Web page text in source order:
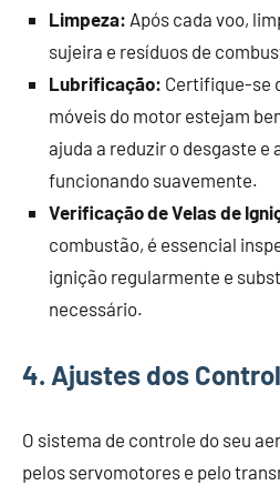
Limpeza: Após cada voo,
sujeira e resíduos de
Lubrificação: Certifique-se
móveis do motor estejam
ajuda a reduzir o desgaste e
funcionando suavemente.
Verificação de Velas de
combustão, é essencial
ignição regularmente e
necessário.
4. Ajustes dos
O sistema de controle do seu
pelos servomotores e pelo